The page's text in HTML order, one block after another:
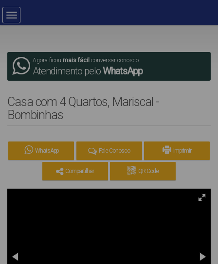
Agora ficou mais fácil conversar conosco
Atendimento peloWhatsApp
Casa com 4 Quartos, Mariscal -
Bombinhas
WhatsApp Fale Conosco Imprimir
Compartilhar QR Code